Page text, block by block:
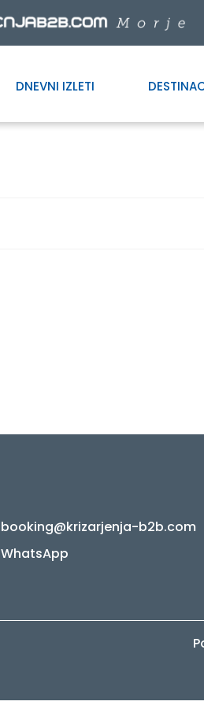
DNEVNI IZLETI
booking@krizarjenja-b2b.com
WhatsApp